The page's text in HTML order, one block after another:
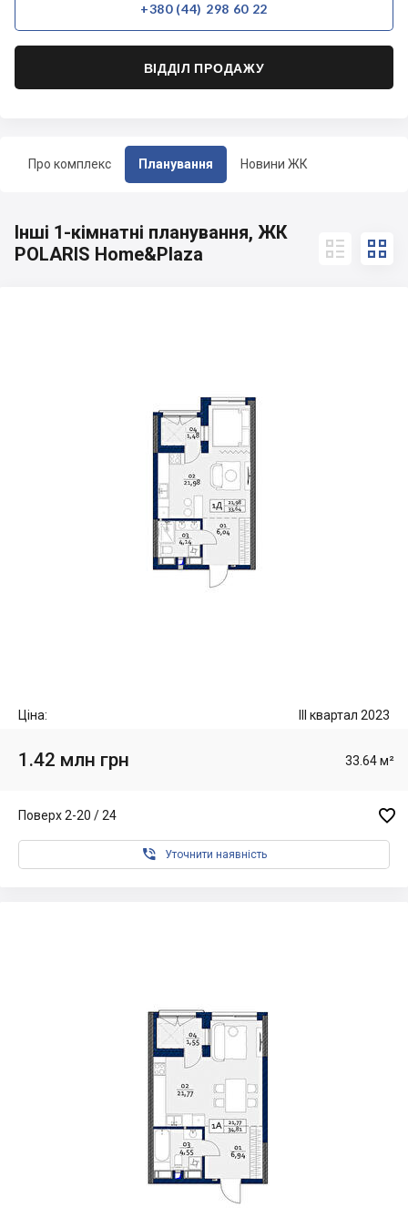
Про комплекс Планування Новини ЖК
+380 (44) 298 60 22
ВІДДІЛ ПРОДАЖУ
Інші 1-кімнатні планування, ЖК
POLARIS Home&Plaza
 
Ціна: III квартал 2023
1.42 млн грн 33.64 м²
Поверх 2-20 / 24 
 Уточнити наявність